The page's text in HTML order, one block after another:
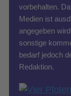
vorbehalten.
Medien ist
angegeben
sonstige
bedarf jedoch
Redaktion.